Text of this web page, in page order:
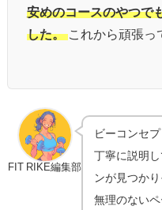
安めのコースのやつで
した。 これから頑張
FIT RIKE編集部
ビーコンセ
丁寧に説明
ンが見つかり
無理のない